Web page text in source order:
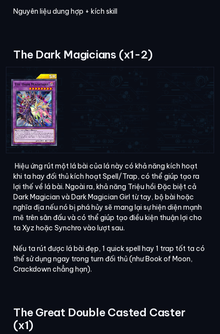
Nguyên liệu dung hợp + kích skill
The Dark Magicians (x1-2)
Hiệu ứng rút một lá bài của lá này có khả năng kích hoạt
khi ta hay đối thủ kích hoạt Spell/Trap, có thể giúp tạo ra
lợi thế về lá bài. Ngoài ra, khả năng Triệu hồi Đặc biệt cả
Dark Magician và Dark Magician Girl từ tay, bộ bài hoặc
nghĩa địa nếu nó bị phá hủy sẽ mang lại sự hiện diện mạnh
mẽ trên sân đấu và có thể giúp tạo điều kiện thuận lợi cho
ta Xyz hoặc Synchro vào lượt sau.
Nếu ta rút được lá bài đẹp, 1 quick spell hay 1 trap tốt ta có
thể sử dụng ngay trong turn đối thủ (như Book of Moon,
Crackdown chẳng hạn).
The Great Double Casted Caster
(x1)